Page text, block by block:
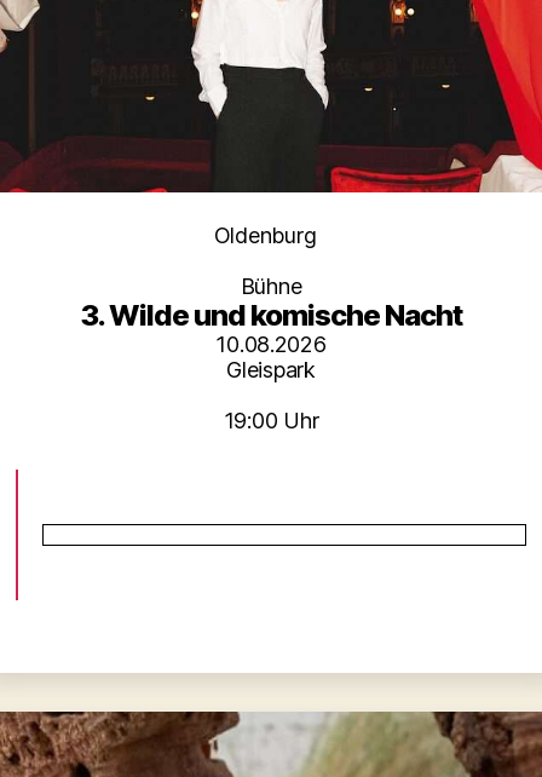
Kategorien
Oldenburg
Bühne
3. Wilde und komische Nacht
10.08.2026
Gleispark
19:00 Uhr